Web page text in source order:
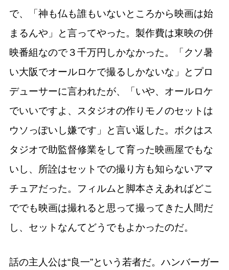
で、「神も仏も誰もいないところから映画は始
まるんや」と言ってやった。製作費は東映の併
映番組なので３千万円しかなかった。「クソ暑
い大阪でオールロケで撮るしかないな」とプロ
デューサーに言われたが、「いや、オールロケ
でいいですよ、スタジオの作りモノのセットは
ウソっぽいし嫌です」と言い返した。ボクはス
タジオで助監督修業をして育った映画屋でもな
いし、所詮はセットでの撮り方も知らないアマ
チュアだった。フィルムと脚本さえあればどこ
ででも映画は撮れると思って撮ってきた人間だ
し、セットなんてどうでもよかったのだ。
話の主人公は“良一”という若者だ。ハンバーガー